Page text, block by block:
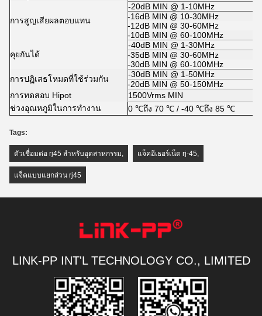
การสูญเสียผลตอบแทน
-20dB MIN @ 1-10MHz
-16dB MIN @ 10-30MHz
-12dB MIN @ 30-60MHz
-10dB MIN @ 60-100MHz
คุยกันได้
-40dB MIN @ 1-30MHz
-35dB MIN @ 30-60MHz
-30dB MIN @ 60-100MHz
การปฏิเสธโหมดที่ใช้ร่วมกัน
-30dB MIN @ 1-50MHz
-20dB MIN @ 50-150MHz
การทดสอบ Hipot
1500Vrms MIN
ช่วงอุณหภูมิในการทำงาน
0 ℃ถึง 70 ℃ / -40 ℃ถึง 85 ℃
Tags:
ตัวเชื่อมต่อ rj45 สำหรับอุตสาหกรรม, แจ็คอีเธอร์เน็ต rj-45,
แจ็คแบบแยกส่วน rj45
LINK-PP INT'L TECHNOLOGY CO., LIMITED